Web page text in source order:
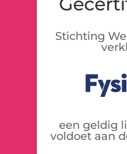
Stichting
een geldig
voldoet aan